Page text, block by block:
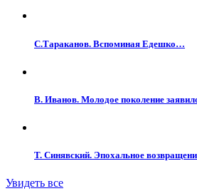
С.Тараканов. Вспоминая Едешко…
В. Иванов. Молодое поколение
Т. Синявский. Эпохальное
Увидеть все